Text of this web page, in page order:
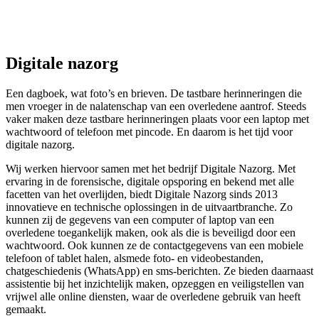
Digitale nazorg
Een dagboek, wat foto’s en brieven. De tastbare herinneringen die
men vroeger in de nalatenschap van een overledene aantrof. Steeds
vaker maken deze tastbare herinneringen plaats voor een laptop met
wachtwoord of telefoon met pincode. En daarom is het tijd voor
digitale nazorg.
Wij werken hiervoor samen met het bedrijf Digitale Nazorg. Met
ervaring in de forensische, digitale opsporing en bekend met alle
facetten van het overlijden, biedt Digitale Nazorg sinds 2013
innovatieve en technische oplossingen in de uitvaartbranche. Zo
kunnen zij de gegevens van een computer of laptop van een
overledene toegankelijk maken, ook als die is beveiligd door een
wachtwoord. Ook kunnen ze de contactgegevens van een mobiele
telefoon of tablet halen, alsmede foto- en videobestanden,
chatgeschiedenis (WhatsApp) en sms-berichten. Ze bieden daarnaast
assistentie bij het inzichtelijk maken, opzeggen en veiligstellen van
vrijwel alle online diensten, waar de overledene gebruik van heeft
gemaakt.